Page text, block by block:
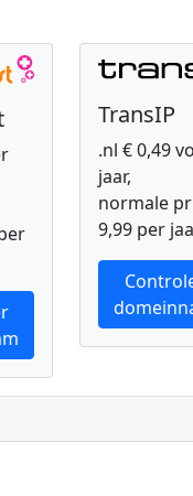
TransIP
.nl € 0,49
jaar,
normale
9,99 per